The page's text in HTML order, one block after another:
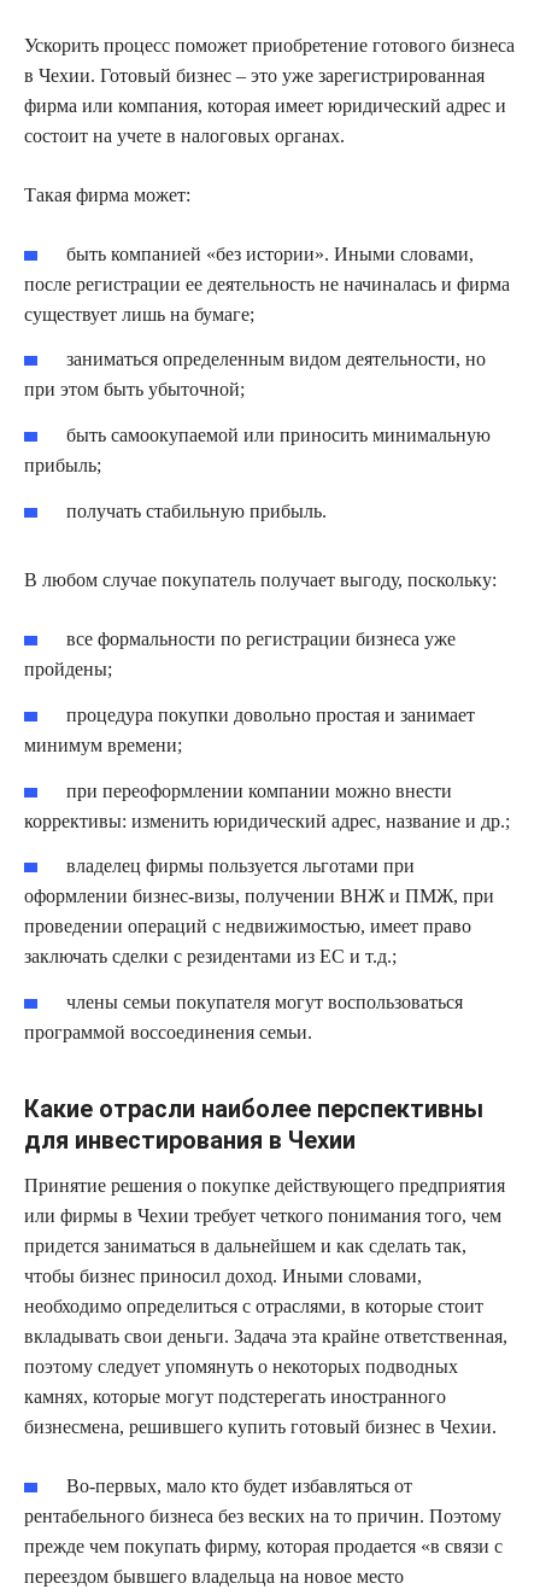
Ускорить процесс поможет приобретение готового бизнеса
в Чехии. Готовый бизнес – это уже зарегистрированная
фирма или компания, которая имеет юридический адрес и
состоит на учете в налоговых органах.
Такая фирма может:
быть компанией «без истории». Иными словами,
после регистрации ее деятельность не начиналась и фирма
существует лишь на бумаге;
заниматься определенным видом деятельности, но
при этом быть убыточной;
быть самоокупаемой или приносить минимальную
прибыль;
получать стабильную прибыль.
В любом случае покупатель получает выгоду, поскольку:
все формальности по регистрации бизнеса уже
пройдены;
процедура покупки довольно простая и занимает
минимум времени;
при переоформлении компании можно внести
коррективы: изменить юридический адрес, название и др.;
владелец фирмы пользуется льготами при
оформлении бизнес-визы, получении ВНЖ и ПМЖ, при
проведении операций с недвижимостью, имеет право
заключать сделки с резидентами из ЕС и т.д.;
члены семьи покупателя могут воспользоваться
программой воссоединения семьи.
Какие отрасли наиболее перспективны
для инвестирования в Чехии
Принятие решения о покупке действующего предприятия
или фирмы в Чехии требует четкого понимания того, чем
придется заниматься в дальнейшем и как сделать так,
чтобы бизнес приносил доход. Иными словами,
необходимо определиться с отраслями, в которые стоит
вкладывать свои деньги. Задача эта крайне ответственная,
поэтому следует упомянуть о некоторых подводных
камнях, которые могут подстерегать иностранного
бизнесмена, решившего купить готовый бизнес в Чехии.
Во-первых, мало кто будет избавляться от
рентабельного бизнеса без веских на то причин. Поэтому
прежде чем покупать фирму, которая продается «в связи с
переездом бывшего владельца на новое место